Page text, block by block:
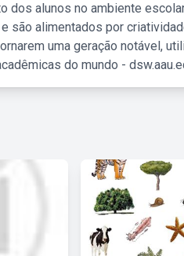
dos alunos no ambiente
são alimentados por
uma geração notável,
do mundo -